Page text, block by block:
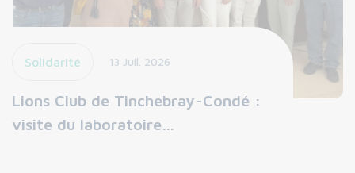
Solidarité 13 Juil. 2026
Lions Club de Tinchebray-Condé :
visite du laboratoire…